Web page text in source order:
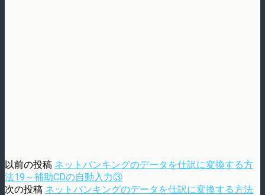
以前の投稿 ネットバンキングのデータを仕訳に変換する方
法19～補助CDの自動入力③
次の投稿 ネットバンキングのデータを仕訳に変換する方法